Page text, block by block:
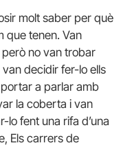
molt saber per què
que tenen. Van
no van trobar
decidir fer-lo ells
a parlar amb
la coberta i van
lo fent una rifa d’una
Els carrers de